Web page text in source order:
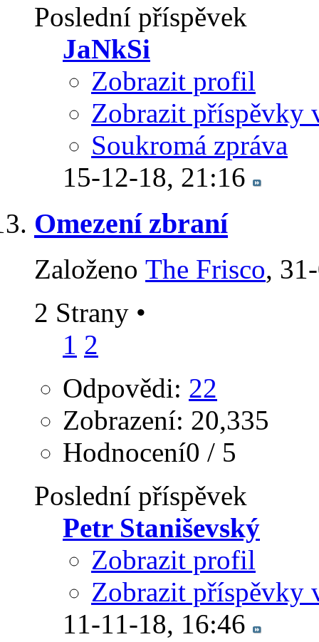
Poslední příspěvek
JaNkSi
Zobrazit profil
Zobrazit příspěvky
Soukromá zpráva
15-12-18, 21:16
Omezení zbraní
Založeno The Frisco‎,
2 Strany •
1 2
Odpovědi: 22
Zobrazení: 20,335
Hodnocení0 / 5
Poslední příspěvek
Petr Staniševský
Zobrazit profil
Zobrazit příspěvky
11-11-18, 16:46